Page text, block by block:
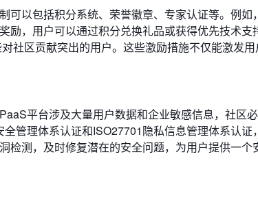
可以包括积分系统、荣誉徽章、专家认证等。例如
励，用户可以通过积分兑换礼品或获得优先技术支
社区贡献突出的用户。这些激励措施不仅能激发
平台涉及大量用户数据和企业敏感信息，社区
管理体系认证和ISO27701隐私信息管理体系认证
检测，及时修复潜在的安全问题，为用户提供一个